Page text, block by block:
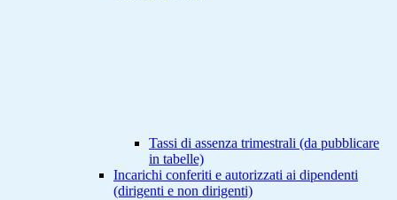
Tassi di assenza trimestrali (da pubblicare
in tabelle)
Incarichi conferiti e autorizzati ai dipendenti
(dirigenti e non dirigenti)